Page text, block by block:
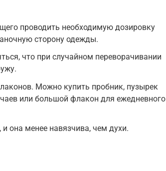
проводить необходимую дозировку
сторону одежды.
что при случайном переворачивании
Можно купить пробник, пузырек
или большой флакон для ежедневного
и она менее навязчива, чем духи.